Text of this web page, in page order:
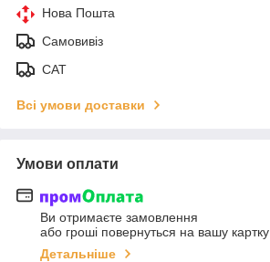
Нова Пошта
Самовивіз
САТ
Всі умови доставки
Умови оплати
Ви отримаєте замовлення
або гроші повернуться на вашу картку
Детальніше